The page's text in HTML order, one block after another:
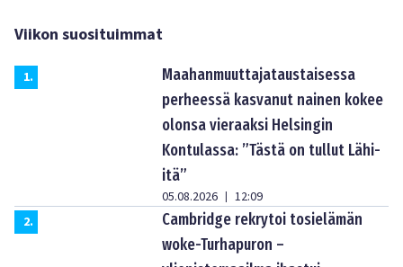
Viikon suosituimmat
1.
Maahanmuuttajataustaisessa
perheessä kasvanut nainen kokee
olonsa vieraaksi Helsingin
Kontulassa: ”Tästä on tullut Lähi-
itä”
05.08.2026 | 12:09
2.
Cambridge rekrytoi tosielämän
woke-Turhapuron –